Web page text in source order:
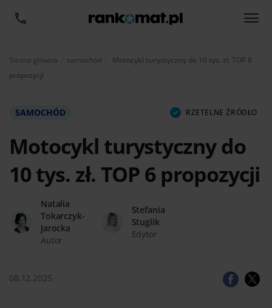
Strona główna samochód Aktualnie:
Motocykl turystyczny do 10 tys. zł. TOP 6
propozycji
SAMOCHÓD RZETELNE ŹRÓDŁO
Motocykl turystyczny do
10 tys. zł. TOP 6 propozycji
Natalia
Tokarczyk-
Jarocka
Autor
Stefania
Stuglik
Edytor
08.12.2025